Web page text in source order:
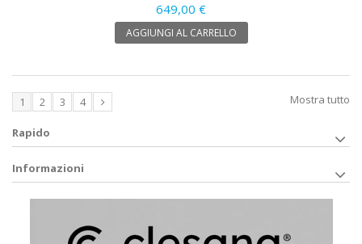
649,00 €
AGGIUNGI AL CARRELLO
Mostra tutto
1 2 3 4
Rapido
Informazioni